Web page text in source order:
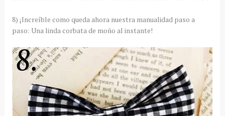
8) ¡Increíble como queda ahora nuestra manualidad paso a
paso: Una linda corbata de moño al instante!